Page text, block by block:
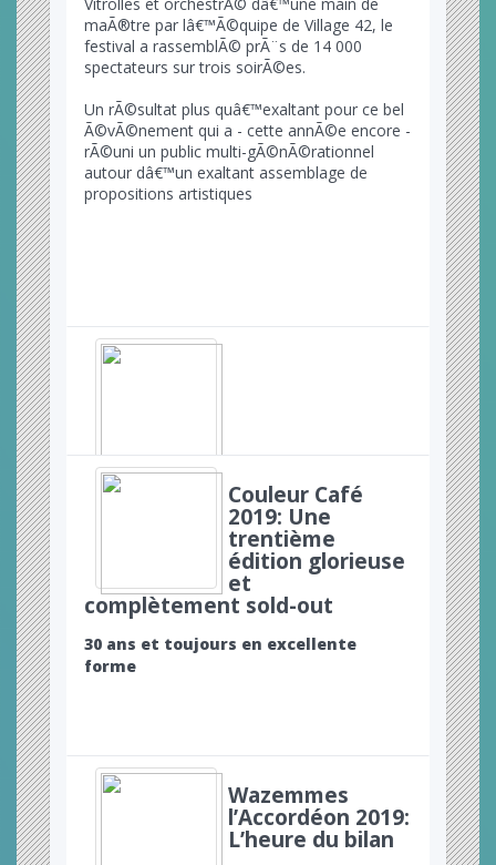
maÃ®tre par lâ€™Ã©quipe de Village 42, le
festival a rassemblÃ© prÃ¨s de 14 000
spectateurs sur trois soirÃ©es.
Un rÃ©sultat plus quâ€™exaltant pour ce bel
Ã©vÃ©nement qui a - cette annÃ©e encore -
rÃ©uni un public multi-gÃ©nÃ©rationnel
autour dâ€™un exaltant assemblage de
propositions artistiques
Couleur Café
2019: Une
trentième
édition glorieuse
et
complètement sold-out
30 ans et toujours en excellente
forme
Wazemmes
l’Accordéon 2019:
L’heure du bilan